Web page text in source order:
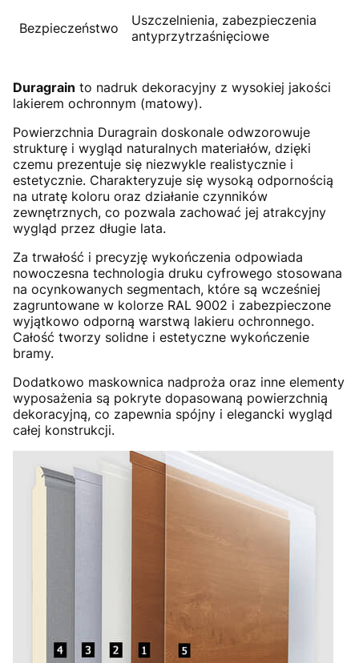
Bezpieczeństwo
Uszczelnienia, zabezpieczenia
antyprzytrzaśnięciowe
Duragrain to nadruk dekoracyjny z wysokiej jakości
lakierem ochronnym (matowy).
Powierzchnia Duragrain doskonale odwzorowuje
strukturę i wygląd naturalnych materiałów, dzięki
czemu prezentuje się niezwykle realistycznie i
estetycznie. Charakteryzuje się wysoką odpornością
na utratę koloru oraz działanie czynników
zewnętrznych, co pozwala zachować jej atrakcyjny
wygląd przez długie lata.
Za trwałość i precyzję wykończenia odpowiada
nowoczesna technologia druku cyfrowego stosowana
na ocynkowanych segmentach, które są wcześniej
zagruntowane w kolorze RAL 9002 i zabezpieczone
wyjątkowo odporną warstwą lakieru ochronnego.
Całość tworzy solidne i estetyczne wykończenie
bramy.
Dodatkowo maskownica nadproża oraz inne elementy
wyposażenia są pokryte dopasowaną powierzchnią
dekoracyjną, co zapewnia spójny i elegancki wygląd
całej konstrukcji.